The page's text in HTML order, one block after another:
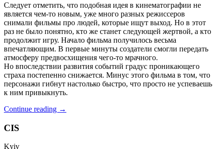
Следует отметить, что подобная идея в кинематографии не
является чем-то новым, уже много разных режиссеров
снимали фильмы про людей, которые ищут выход. Но в этот
раз не было понятно, кто же станет следующей жертвой, а кто
продолжит игру. Начало фильма получилось весьма
впечатляющим. В первые минуты создатели смогли передать
атмосферу предвосхищения чего-то мрачного.
Но впоследствии развития событий градус проникающего
страха постепенно снижается. Минус этого фильма в том, что
персонажи гибнут настолько быстро, что просто не успеваешь
к ним привыкнуть.
Continue reading Смертельный
→
CIS
Kyiv